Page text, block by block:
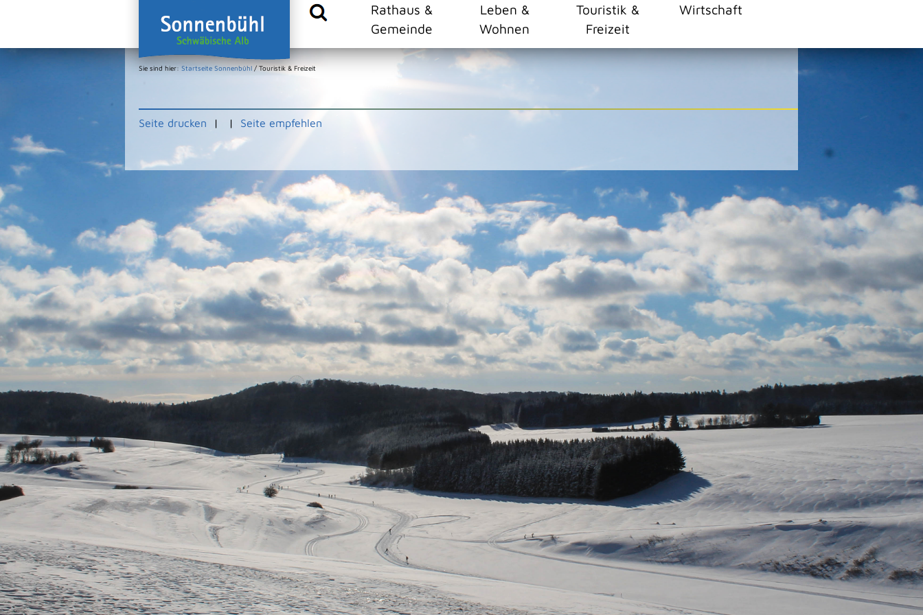
Rathaus &
Gemeinde
Leben &
Wohnen
Touristik &
Freizeit
Wirtschaft
Sie sind hier: Startseite Sonnenbühl /Touristik & Freizeit
Seite drucken | | Seite empfehlen